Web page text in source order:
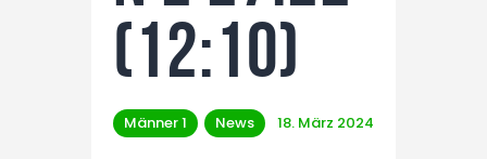
(12:10)
Männer 1 News 18. März 2024